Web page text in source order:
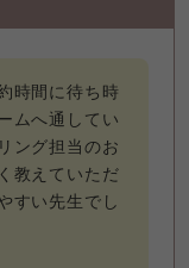
時間に待ち時
ムへ通してい
ング担当のお
教えていただ
すい先生でし